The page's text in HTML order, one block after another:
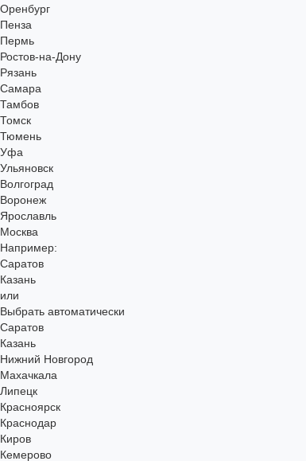
Оренбург
Пенза
Пермь
Ростов-на-Дону
Рязань
Самара
Тамбов
Томск
Тюмень
Уфа
Ульяновск
Волгоград
Воронеж
Ярославль
Москва
Например:
Саратов
Казань
или
Выбрать автоматически
Саратов
Казань
Нижний Новгород
Махачкала
Липецк
Красноярск
Краснодар
Киров
Кемерово